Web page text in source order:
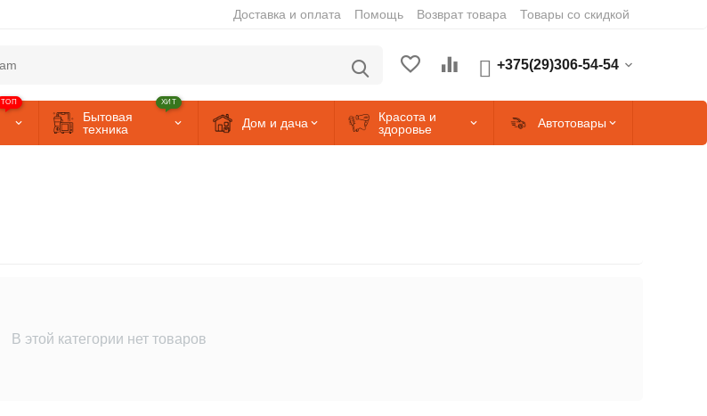
Доставка и оплата Помощь Возврат товара Товары со скидкой
+375(29)306-54-54
ТОП
Бытовая
техника
ХИТ
Дом и дача
Красота и
здоровье
Автотовары
В этой категории нет товаров